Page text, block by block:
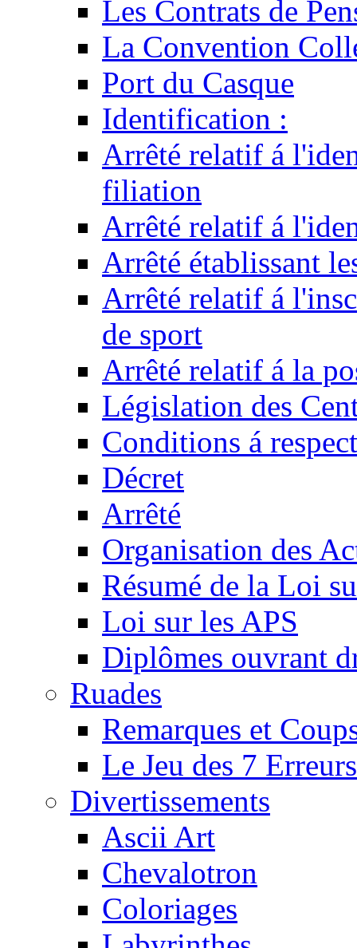
Les Contrats de
La Convention
Port du Casque
Identification :
Arrêté relatif á
filiation
Arrêté relatif á
Arrêté établissant
Arrêté relatif á
de sport
Arrêté relatif á la
Législation des
Conditions á
Décret
Arrêté
Organisation des
Résumé de la Loi
Loi sur les APS
Diplômes ouvrant
Ruades
Remarques et
Le Jeu des 7 Erreurs
Divertissements
Ascii Art
Chevalotron
Coloriages